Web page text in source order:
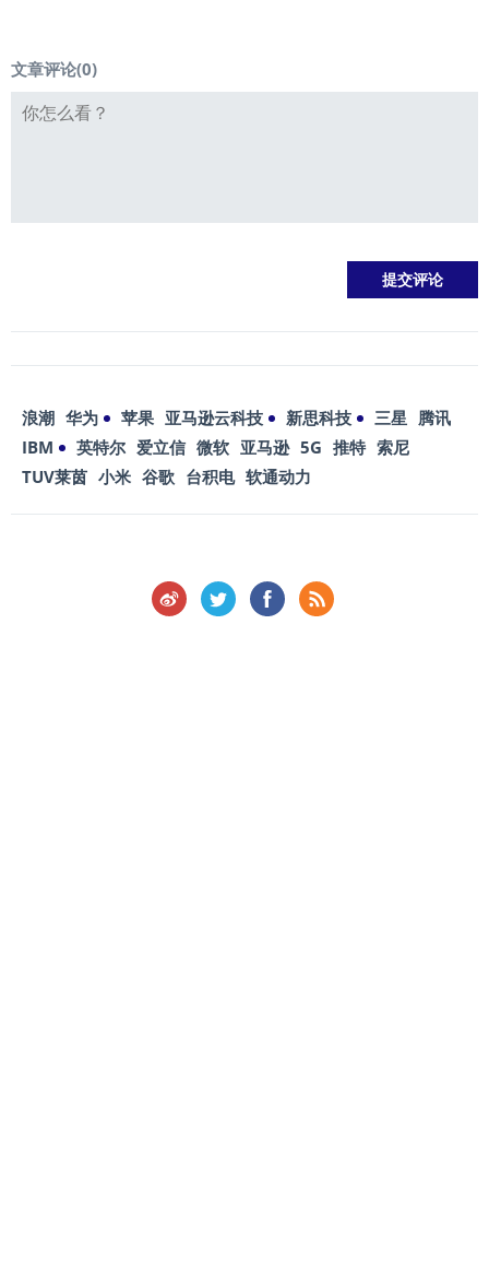
文章评论(0)
浪潮 华为 苹果 亚马逊云科技 新思科技 三星 腾讯
IBM
英特尔 爱立信 微软 亚马逊 5G 推特 索尼
TUV莱茵 小米 谷歌 台积电 软通动力